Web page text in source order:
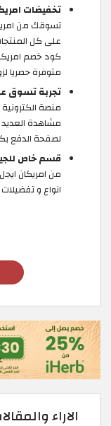
تخفيضات
تسوقك من
متوفرة حصريا
تجربة تسوق
منصة
مشاهدة
لصفحة الدفع
قسم خاص
من امريكان
انواع و
الاراء